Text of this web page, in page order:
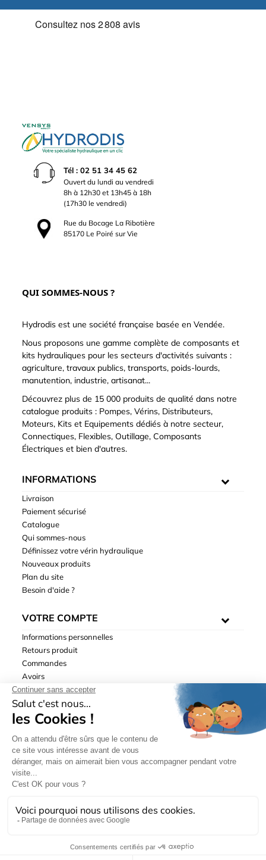
Tél : 02 51 34 45 62
Ouvert du lundi au vendredi
8h à 12h30 et 13h45 à 18h
(17h30 le vendredi)
Rue du Bocage La Ribotière
85170 Le Poiré sur Vie
QUI SOMMES-NOUS ?
Hydrodis est une société française basée en Vendée.
Nous proposons une gamme complète de composants et
kits hydrauliques pour les secteurs d'activités suivants :
agriculture, travaux publics, transports, poids-lourds,
manutention, industrie, artisanat...
Découvrez plus de 15 000 produits de qualité dans notre
catalogue produits : Pompes, Vérins, Distributeurs,
Moteurs, Kits et Equipements dédiés à notre secteur,
Connectiques, Flexibles, Outillage, Composants
Électriques et bien d'autres.
INFORMATIONS
Livraison
Paiement sécurisé
Catalogue
Qui sommes-nous
Définissez votre vérin hydraulique
Nouveaux produits
Plan du site
Besoin d'aide ?
VOTRE COMPTE
Informations personnelles
Retours produit
Commandes
Avoirs
Adresses
Bons de réduction
de ventes| © Hydrodis 2003-2026. Tous droits réservés